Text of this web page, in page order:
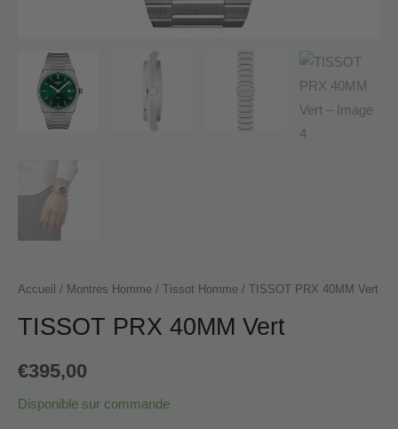
Accueil / Montres Homme / Tissot Homme / TISSOT PRX 40MM Vert
TISSOT PRX 40MM Vert
€395,00
Disponible sur commande